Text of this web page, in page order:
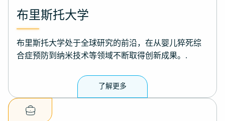
布里斯托大学
布里斯托大学处于全球研究的前沿，在从婴儿猝死综
合症预防到纳米技术等领域不断取得创新成果。.
了解更多